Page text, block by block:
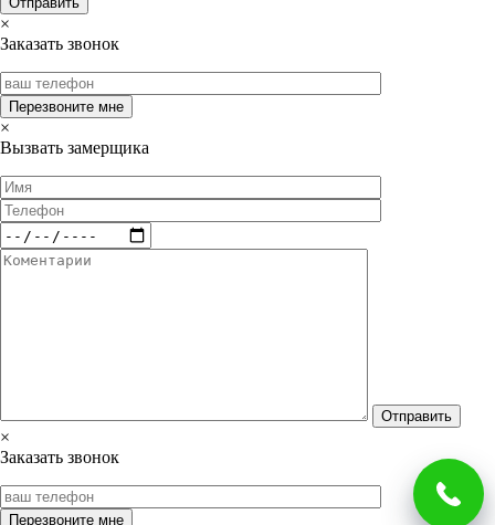
×
Заказать звонок
×
Вызвать замерщика
×
Заказать звонок